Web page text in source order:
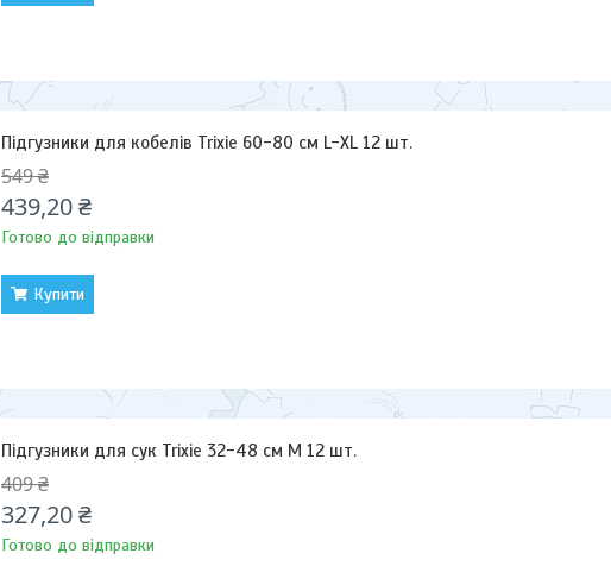
Підгузники для кобелів Trixie 60-80 см L-XL 12 шт.
549 ₴
439,20 ₴
Готово до відправки
Купити
Підгузники для сук Trixie 32-48 см M 12 шт.
409 ₴
327,20 ₴
Готово до відправки